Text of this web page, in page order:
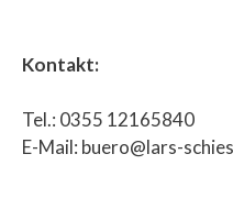
Kontakt:
Tel.: 0355 12165840
E-Mail: buero@lars-